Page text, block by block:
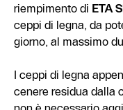
riempimento di ETA
ceppi di legna, da
giorno, al massimo
I ceppi di legna
cenere residua dalla